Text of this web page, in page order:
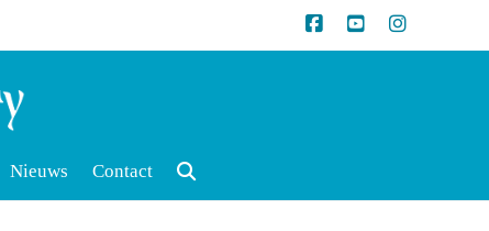
Nieuws Contact